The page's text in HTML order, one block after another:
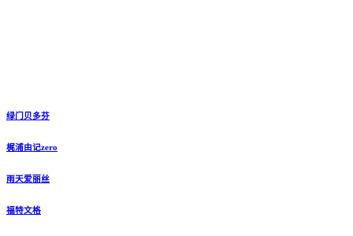
绿门贝多芬
梶浦由记zero
雨天爱丽丝
福特文格